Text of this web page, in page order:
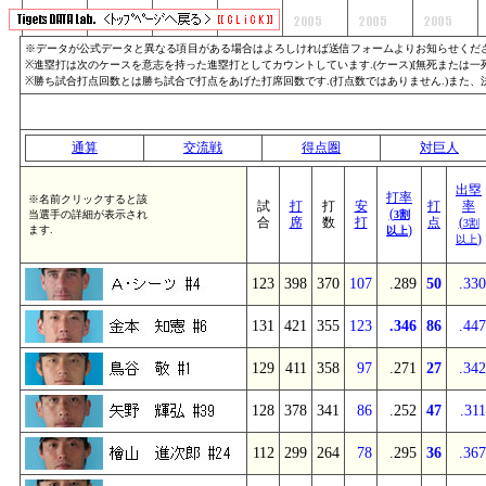
※データが公式データと異なる項目がある場合はよろしければ送信フォームよりお知らせくだ
※進塁打は次のケースを意志を持った進塁打としてカウントしています.(ケース)[無死または
※勝ち試合打点回数とは勝ち試合で打点をあげた打席回数です.(打点数ではありません.)また
通算 交流戦 得点圏 対巨人
※名前クリックすると該
当選手の詳細が表示され
ます.
試
合
打
席
打
数
安
打
打率
(3割
以上)
打
点
出塁
率
(3割
以上)
123 398 370 107 .289 50 .330
131 421 355 123 .346 86 .447
129 411 358 97 .271 27 .342
128 378 341 86 .252 47 .311
112 299 264 78 .295 36 .367